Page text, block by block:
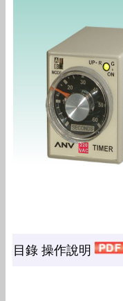
目錄 操作說明